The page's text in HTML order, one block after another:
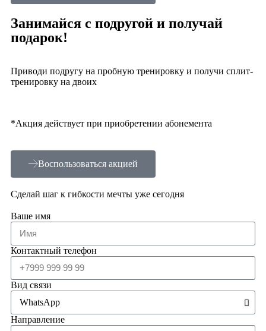
Занимайся с подругой и получай
подарок!
Приводи подругу на пробную тренировку и получи сплит-
тренировку на двоих
*Акция действует при приобретении абонемента
Воспользоваться акцией
Сделай шаг к гибкости мечты уже сегодня
Ваше имя
Контактный телефон
Вид связи
Направление